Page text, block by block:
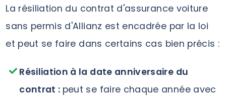
La résiliation du contrat d'assurance voiture
sans permis d'Allianz est encadrée par la loi
et peut se faire dans certains cas bien précis :
Résiliation à la date anniversaire du
contrat : peut se faire chaque année avec